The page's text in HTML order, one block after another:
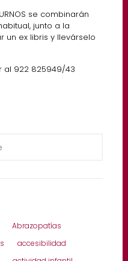
se combinarán
junto a la
ex libris y llevárselo
al 922 825949/43
Abrazopatías
accesibilidad